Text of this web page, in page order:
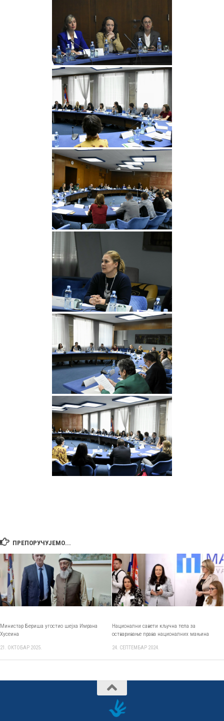
ПРЕПОРУЧУЈЕМО...
Министар Бериша угостио шејха Имрана
Хусеина
21. ОКТОБАР 2025.
Национални савети кључна тела за
остваривање права националних мањина
24. СЕПТЕМБАР 2024.